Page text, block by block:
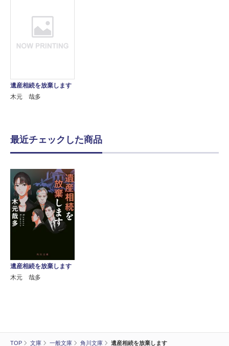
TOP 文庫 一般文庫 角川文庫 遺産相続を放棄します
遺産相続を放棄します
木元 哉多
最近チェックした商品
遺産相続を放棄します
木元 哉多